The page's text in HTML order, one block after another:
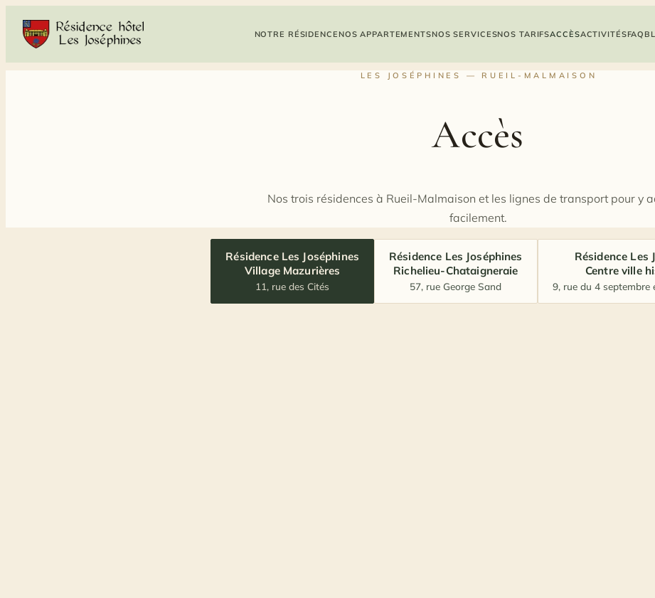
NOTRE RÉSIDENCE NOS APPARTEMENTSNOS SERVICESNOS TARIFSACCÈSACTIVITÉSFAQ
LES JOSÉPHINES — RUEIL-MALMAISON
Accès
Nos trois résidences à Rueil-Malmaison et les lignes de transport pour y
facilement.
Résidence Les Joséphines
Village Mazurières
11, rue des Cités
Résidence Les Joséphines
Richelieu-Chataigneraie
57, rue George Sand
Résidence Les
Centre ville
9, rue du 4 septembre